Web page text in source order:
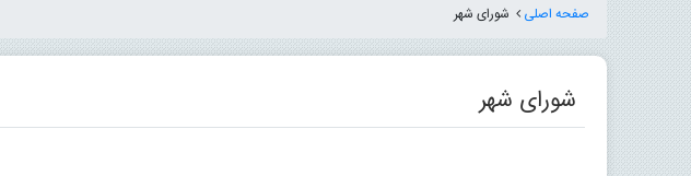
صفحه اصلی شورای شهر
شورای شهر